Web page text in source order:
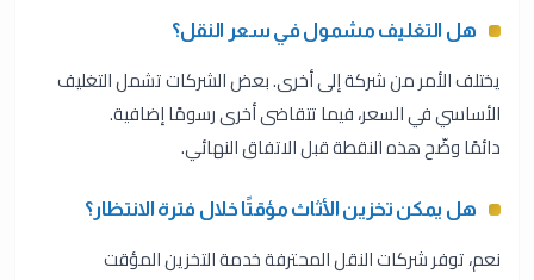
هل التغليف مشمول في سعر النقل؟
يختلف الأمر من شركة إلى أخرى. بعض الشركات تشمل التغليف
الأساسي في السعر، فيما تتقاضى أخرى رسومًا إضافية.
دائمًا وضّح هذه النقطة قبل الاتفاق النهائي.
هل يمكن تخزين الأثاث مؤقتًا خلال فترة الانتظار؟
نعم، توفر شركات النقل المحترفة خدمة التخزين المؤقت